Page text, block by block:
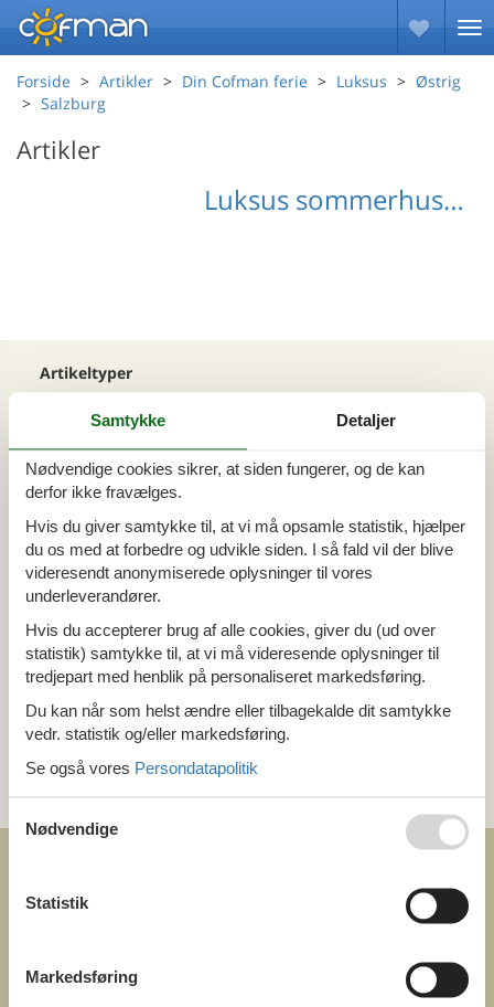
Forside Artikler Din Cofman ferie Luksus
Østrig
Salzburg
Artikler
Luksus sommerhus Salzburg
Artikeltyper
Din Cofman ferie
Område
Alle
Salzburg
Tema
Alle
Luksus
Kategori
Alle
Attraktioner
Samtykke Detaljer
Nødvendige cookies sikrer, at siden fungerer, og de kan
derfor ikke fravælges.
Hvis du giver samtykke til, at vi må opsamle statistik, hjælper
du os med at forbedre og udvikle siden. I så fald vil der blive
videresendt anonymiserede oplysninger til vores
underleverandører.
Hvis du accepterer brug af alle cookies, giver du (ud over
statistik) samtykke til, at vi må videresende oplysninger til
tredjepart med henblik på personaliseret markedsføring.
Du kan når som helst ændre eller tilbagekalde dit samtykke
vedr. statistik og/eller markedsføring.
Se også vores Persondatapolitik
Nødvendige
Statistik
Markedsføring